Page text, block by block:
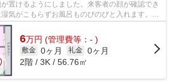
置けるようにしました。来客者の顔が確認でき
気がこもらずお風呂ものびのびと入れます。シ
、魅力満...
6万円 (管理費等：- )
敷金 0ヶ月 礼金 0ヶ月
2階 / 3K / 56.76㎡